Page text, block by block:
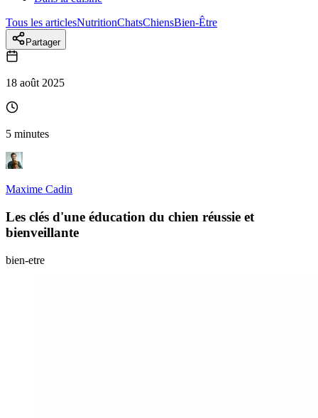
Tous les articlesNutritionChatsChiensBien-Être
Partager
18 août 2025
5 minutes
Maxime Cadin
Les clés d'une éducation du chien réussie et
bienveillante
bien-etre